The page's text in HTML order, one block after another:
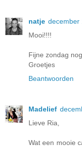
natje december
Mooi!!!!
Fijne zondag
Groetjes
Beantwoorden
Madelief
Lieve Ria,
Wat een mooie